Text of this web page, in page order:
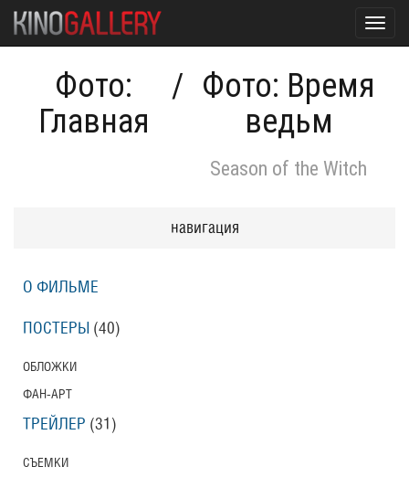
Фото:
Главная
/ Фото: Время
ведьм
Season of the Witch
навигация
О ФИЛЬМЕ
ПОСТЕРЫ (40)
ОБЛОЖКИ
ФАН-АРТ
ТРЕЙЛЕР (31)
СЪЕМКИ